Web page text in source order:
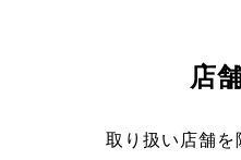
店
取り扱い店舗を